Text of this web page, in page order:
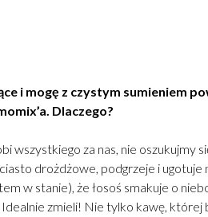
i mogę z czystym sumieniem
Dlaczego?
wszystkiego za nas, nie oszukujmy
drożdżowe, podgrzeje i
w stanie), że łosoś smakuje o
zmieli! Nie tylko kawę, której